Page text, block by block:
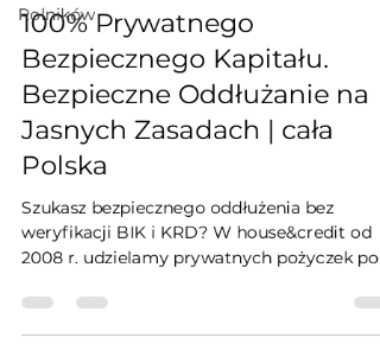
Rolników
100% Prywatnego
Bezpiecznego Kapitału.
Bezpieczne Oddłużanie na
Jasnych Zasadach | cała
Polska
Szukasz bezpiecznego oddłużenia bez
weryfikacji BIK i KRD? W house&credit od
2008 r. udzielamy prywatnych pożyczek pod
gruntów rolnych w całej Polsce.
Gwarantujemy pełną amortyzację nawet na